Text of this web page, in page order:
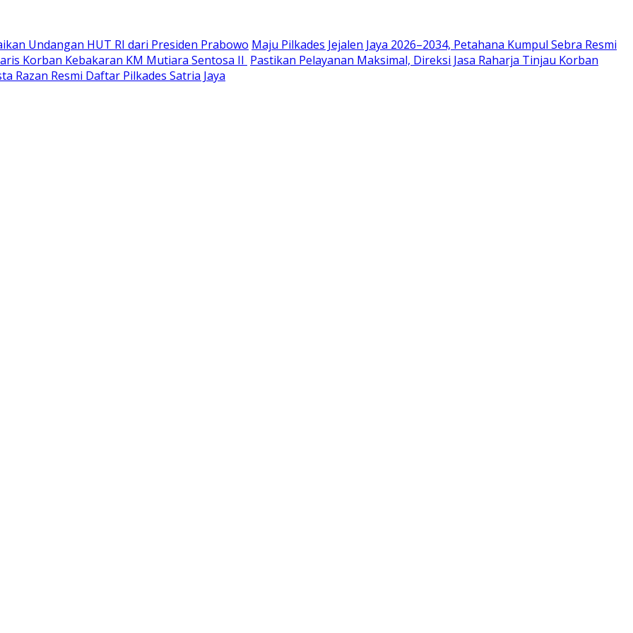
Undangan HUT RI dari Presiden Prabowo Maju Pilkades Jejalen Jaya 2026–2034, Petahana Kumpul Sebra Resmi
Korban Kebakaran KM Mutiara Sentosa II Pastikan Pelayanan Maksimal, Direksi Jasa Raharja Tinjau Korban
Razan Resmi Daftar Pilkades Satria Jaya